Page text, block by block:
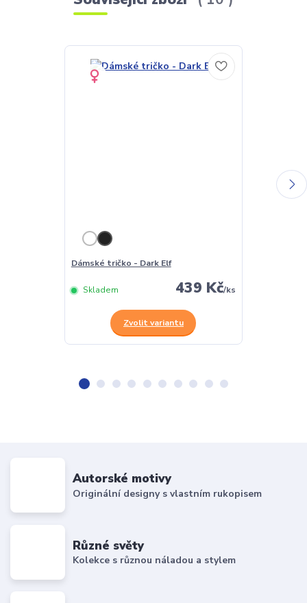
Dámské tričko - Dark Elf
439 Kč/ks
Skladem
Zvolit variantu
Autorské motivy
Originální designy s vlastním rukopisem
Různé světy
Kolekce s různou náladou a stylem